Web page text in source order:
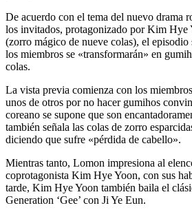
De acuerdo con el tema del nuevo drama
los invitados, protagonizado por Kim Hye
(zorro mágico de nueve colas), el episodio
los miembros se «transformarán» en
colas.
La vista previa comienza con los
unos de otros por no hacer gumihos
coreano se supone que son
también señala las colas de zorro
diciendo que sufre «pérdida de cabello».
Mientras tanto, Lomon impresiona al
coprotagonista Kim Hye Yoon, con sus
tarde, Kim Hye Yoon también baila el
Generation ‘Gee’ con Ji Ye Eun.